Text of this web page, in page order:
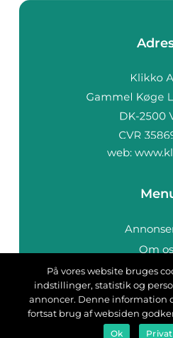
web:
Om
På vores website bruges
indstillinger, statistik og
annoncer. Denne information
fortsat brug af websiden
Ok